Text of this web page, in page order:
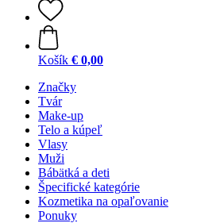
Košík € 0,00
Značky
Tvár
Make-up
Telo a kúpeľ
Vlasy
Muži
Bábätká a deti
Špecifické kategórie
Kozmetika na opaľovanie
Ponuky